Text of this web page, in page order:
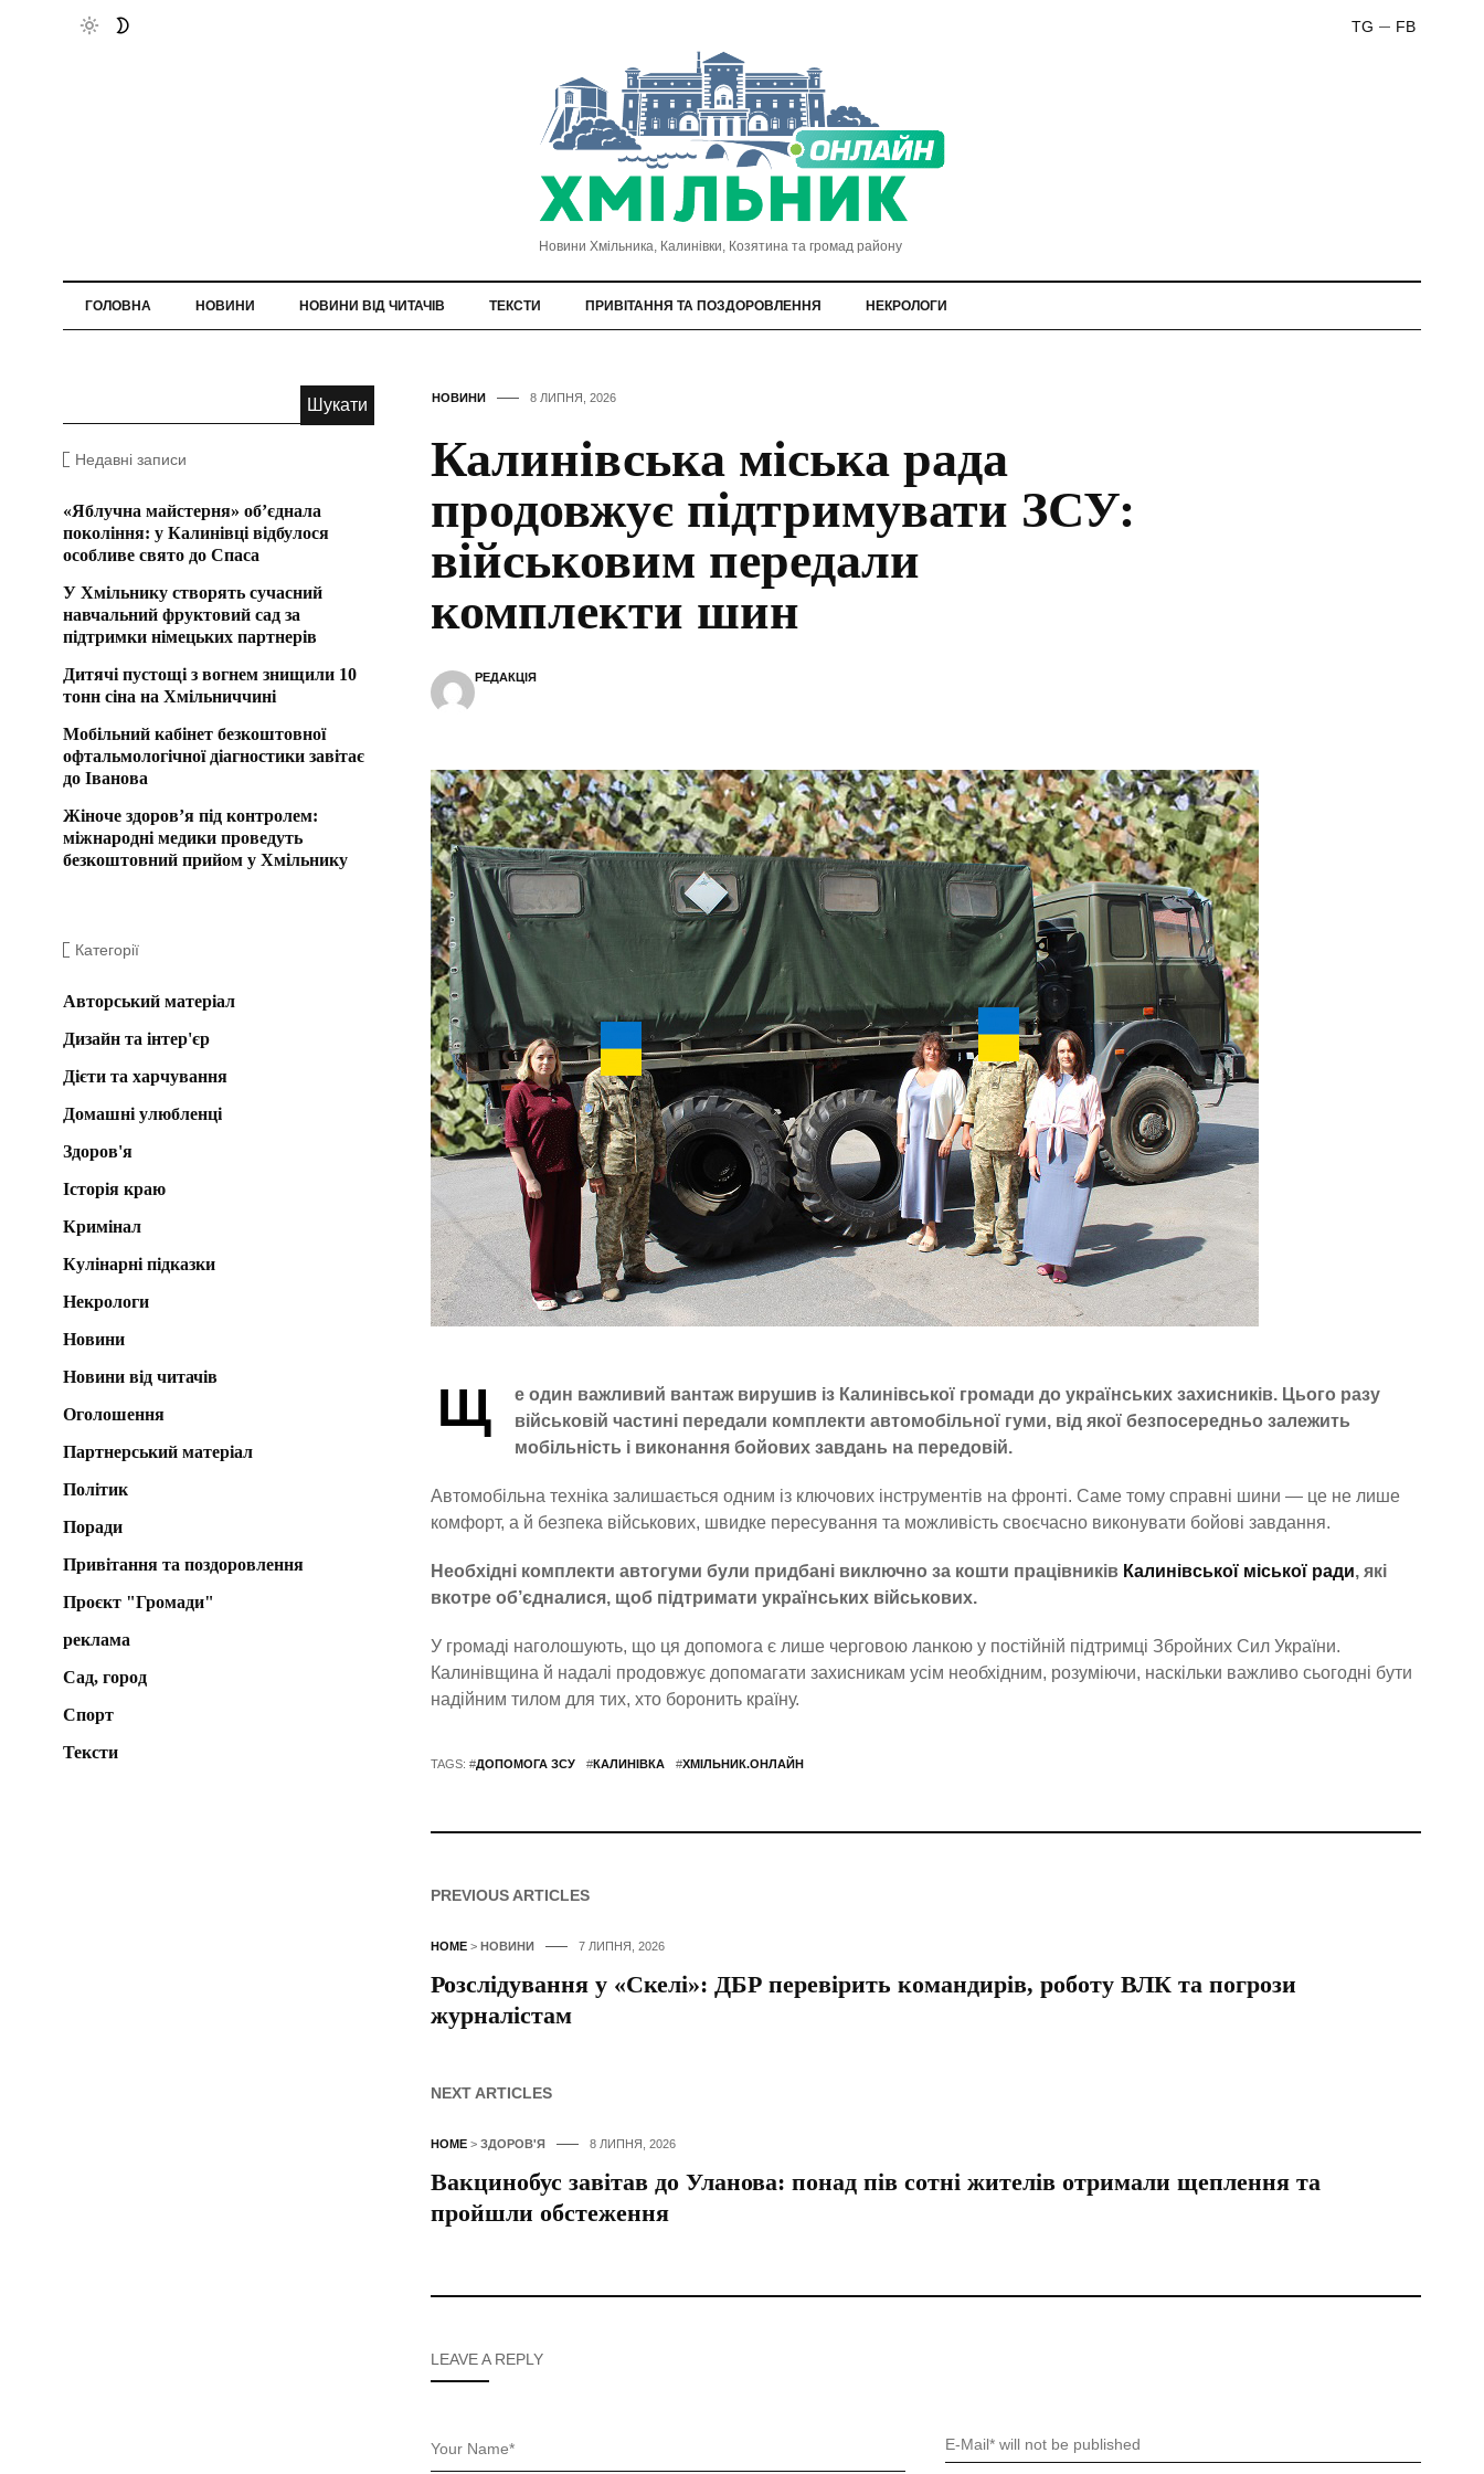
FB
TG
Новини Хмільника, Калинівки, Козятина та громад району
ГОЛОВНА НОВИНИ НОВИНИ ВІД ЧИТАЧІВ ТЕКСТИ ПРИВІТАННЯ ТА ПОЗДОРОВЛЕННЯ НЕКРОЛОГИ
НОВИНИ 8 ЛИПНЯ, 2026
Калинівська міська рада
продовжує підтримувати ЗСУ:
військовим передали
комплекти шин
РЕДАКЦІЯ
Щ
е один важливий вантаж вирушив із Калинівської громади до українських захисників. Цього разу
військовій частині передали комплекти автомобільної гуми, від якої безпосередньо залежить
мобільність і виконання бойових завдань на передовій.
Автомобільна техніка залишається одним із ключових інструментів на фронті. Саме тому справні шини — це не лише
комфорт, а й безпека військових, швидке пересування та можливість своєчасно виконувати бойові завдання.
Необхідні комплекти автогуми були придбані виключно за кошти працівників Калинівської міської ради, які
вкотре об’єдналися, щоб підтримати українських військових.
У громаді наголошують, що ця допомога є лише черговою ланкою у постійній підтримці Збройних Сил України.
Калинівщина й надалі продовжує допомагати захисникам усім необхідним, розуміючи, наскільки важливо сьогодні бути
надійним тилом для тих, хто боронить країну.
TAGS: #ДОПОМОГА ЗСУ #КАЛИНІВКА #ХМІЛЬНИК.ОНЛАЙН
PREVIOUS ARTICLES
HOME> НОВИНИ 7 ЛИПНЯ, 2026
Розслідування у «Скелі»: ДБР перевірить командирів, роботу ВЛК та погрози
журналістам
NEXT ARTICLES
HOME> ЗДОРОВ'Я 8 ЛИПНЯ, 2026
Вакцинобус завітав до Уланова: понад пів сотні жителів отримали щеплення та
пройшли обстеження
LEAVE A REPLY
Недавні записи
«Яблучна майстерня» об’єднала
покоління: у Калинівці відбулося
особливе свято до Спаса
У Хмільнику створять сучасний
навчальний фруктовий сад за
підтримки німецьких партнерів
Дитячі пустощі з вогнем знищили 10
тонн сіна на Хмільниччині
Мобільний кабінет безкоштовної
офтальмологічної діагностики завітає
до Іванова
Жіноче здоров’я під контролем:
міжнародні медики проведуть
безкоштовний прийом у Хмільнику
Категорії
Авторський матеріал
Дизайн та інтер'єр
Дієти та харчування
Домашні улюбленці
Здоров'я
Історія краю
Кримінал
Кулінарні підказки
Некрологи
Новини
Новини від читачів
Оголошення
Партнерський матеріал
Політик
Поради
Привітання та поздоровлення
Проєкт "Громади"
реклама
Сад, город
Спорт
Тексти